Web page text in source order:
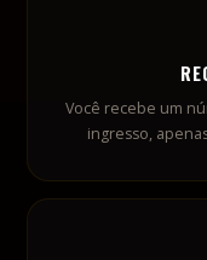
Horas antes do